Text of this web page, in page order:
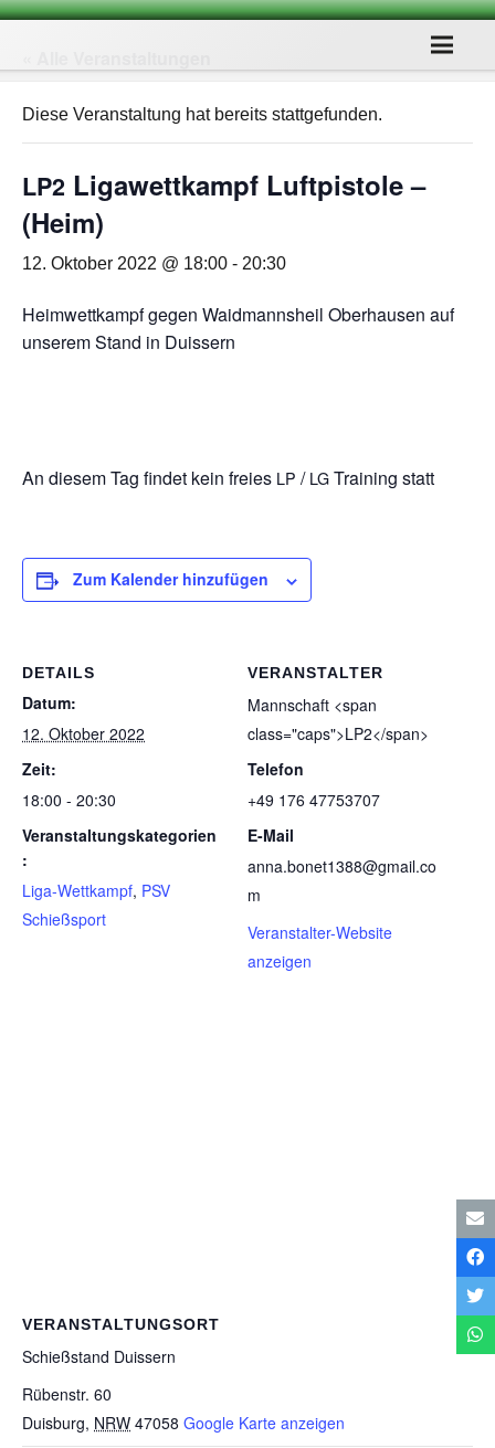
Diese Veranstaltung hat bereits stattgefunden.
LP2 Liga­wett­kampf Luft­pis­tole –
(Heim)
12. Oktober 2022 @ 18:00 - 20:30
Heim­wett­kampf gegen Waid­manns­heil Ober­hau­sen auf
unse­rem Stand in Duissern
An die­sem Tag fin­det kein freies LP /​LGTrai­ning statt
Zum Kalender hinzufügen
DETAILS
Datum:
12. Oktober 2022
Zeit:
18:00 - 20:30
Veranstaltungskategorien
:
Liga-Wettkampf, PSV
Schießsport
VERANSTALTER
Mann­schaft <span
class="caps">LP2</span>
Telefon
+49 176 47753707
E-Mail
anna.bonet1388@gmail.co
m
Veranstalter-Website
anzeigen
VERANSTALTUNGSORT
Schieß­stand Duissern
Rübenstr. 60
Duisburg, NRW 47058 Google Karte anzeigen